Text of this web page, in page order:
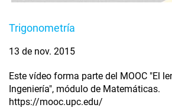
Trigonometría
13 de nov. 2015
Este vídeo forma parte del MOOC "El
Ingeniería", módulo de Matemáticas.
https://mooc.upc.edu/